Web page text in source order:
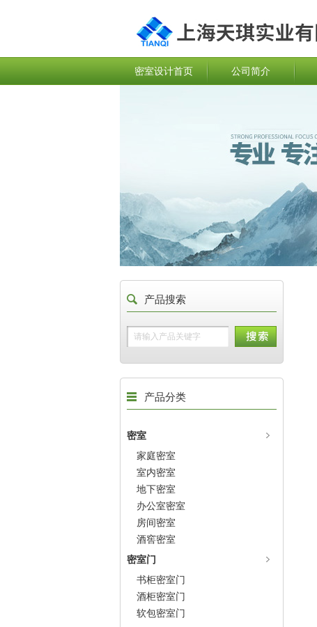
密室设计首页 公司简介
产品搜索
产品分类
密室
家庭密室
室内密室
地下密室
办公室密室
房间密室
酒窖密室
密室门
书柜密室门
酒柜密室门
软包密室门